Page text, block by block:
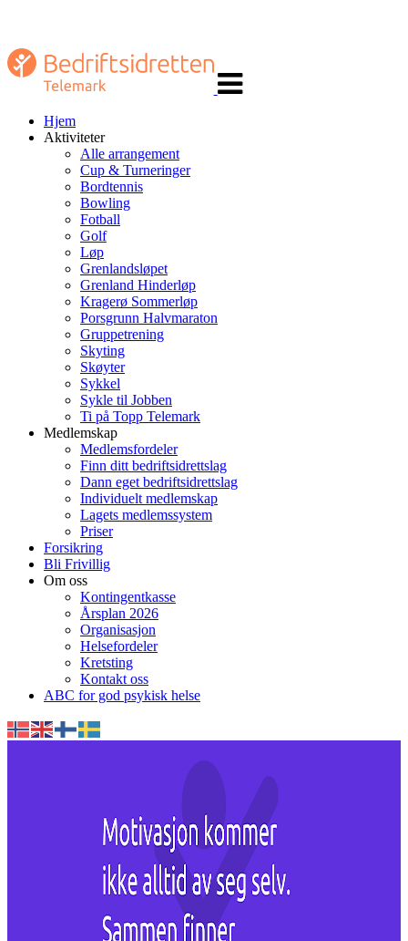
navigasjon
Hjem
Aktiviteter
Alle arrangement
Cup & Turneringer
Bordtennis
Bowling
Fotball
Golf
Løp
Grenlandsløpet
Grenland Hinderløp
Kragerø Sommerløp
Porsgrunn Halvmaraton
Gruppetrening
Skyting
Skøyter
Sykkel
Sykle til Jobben
Ti på Topp Telemark
Medlemskap
Medlemsfordeler
Finn ditt bedriftsidrettslag
Dann eget bedriftsidrettslag
Individuelt medlemskap
Lagets medlemssystem
Priser
Forsikring
Bli Frivillig
Om oss
Kontingentkasse
Årsplan 2026
Organisasjon
Helsefordeler
Kretsting
Kontakt oss
ABC for god psykisk helse